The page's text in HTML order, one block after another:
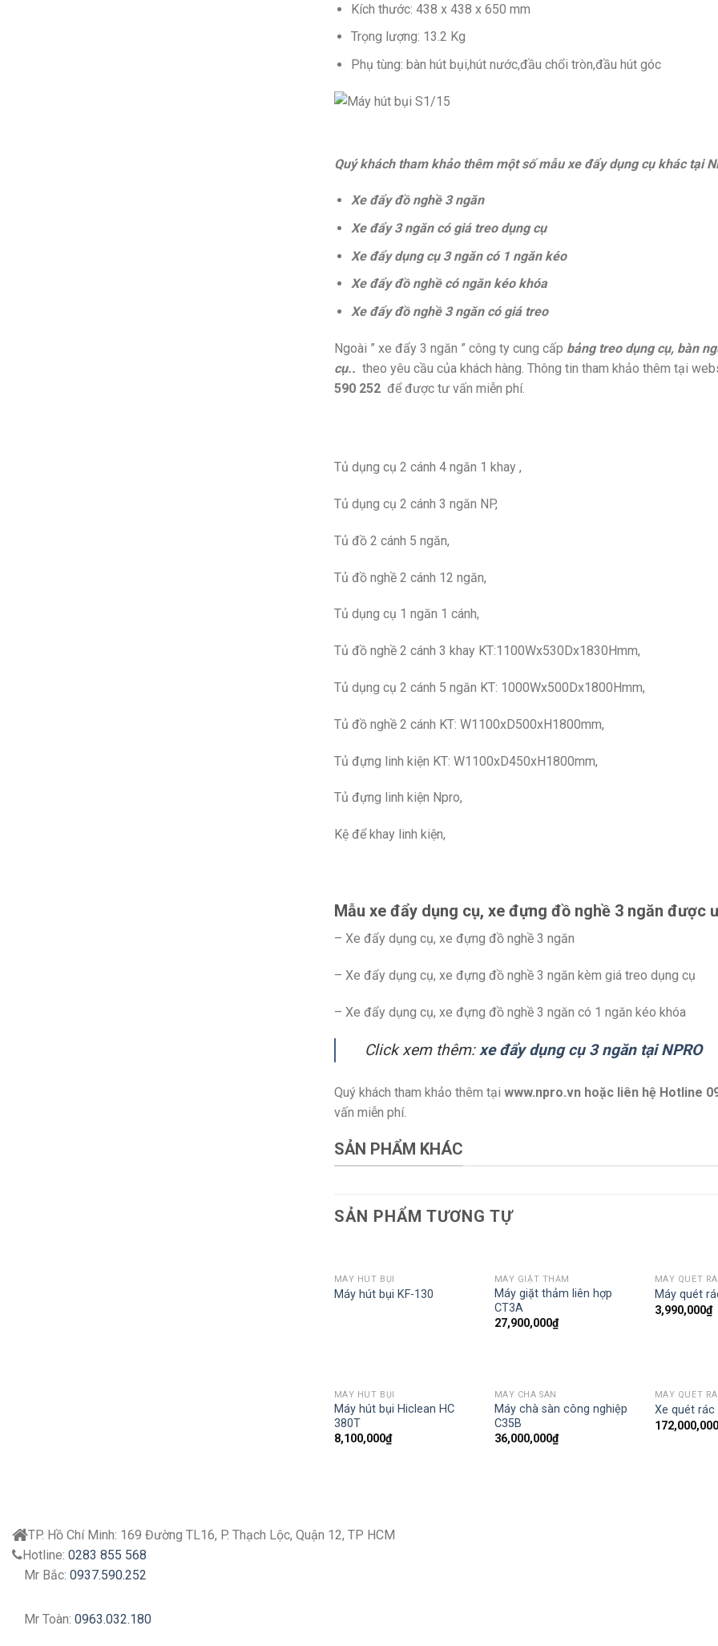
Kích thước: 438 x 438 x 650 mm
Trọng lượng: 13.2 Kg
Phụ tùng: bàn hút bụi,hút nước,đầu chổi tròn,đầu hút góc
Quý khách tham khảo thêm một số mẫu xe đẩy dụng cụ khác tại
Xe đẩy đồ nghề 3 ngăn
Xe đẩy 3 ngăn có giá treo dụng cụ
Xe đẩy dụng cụ 3 ngăn có 1 ngăn kéo
Xe đẩy đồ nghề có ngăn kéo khóa
Xe đẩy đồ nghề 3 ngăn có giá treo
Ngoài ” xe đẩy 3 ngăn ” công ty cung cấp bảng treo dụng cụ, bàn
cụ.. theo yêu cầu của khách hàng. Thông tin tham khảo thêm tại
590 252 để được tư vấn miễn phí.
Tủ dụng cụ 2 cánh 4 ngăn 1 khay ,
Tủ dụng cụ 2 cánh 3 ngăn NP,
Tủ đồ 2 cánh 5 ngăn,
Tủ đồ nghề 2 cánh 12 ngăn,
Tủ dụng cụ 1 ngăn 1 cánh,
Tủ đồ nghề 2 cánh 3 khay KT:1100Wx530Dx1830Hmm,
Tủ dụng cụ 2 cánh 5 ngăn KT: 1000Wx500Dx1800Hmm,
Tủ đồ nghề 2 cánh KT: W1100xD500xH1800mm,
Tủ đựng linh kiện KT: W1100xD450xH1800mm,
Tủ đựng linh kiện Npro,
Kệ để khay linh kiện,
Mẫu xe đẩy dụng cụ, xe đựng đồ nghề 3 ngăn được
– Xe đẩy dụng cụ, xe đựng đồ nghề 3 ngăn
– Xe đẩy dụng cụ, xe đựng đồ nghề 3 ngăn kèm giá treo dụng cụ
– Xe đẩy dụng cụ, xe đựng đồ nghề 3 ngăn có 1 ngăn kéo khóa
Click xem thêm: xe đẩy dụng cụ 3 ngăn tại NPRO
Quý khách tham khảo thêm tại www.npro.vn hoặc liên hệ Hotline
vấn miễn phí.
SẢN PHẨM KHÁC
SẢN PHẨM TƯƠNG TỰ
MÁY HÚT BỤI
Máy hút bụi KF-130
MÁY GIẶT THẢM
Máy giặt thảm liên hợp
CT3A
27,900,000₫
MÁY QUÉT
Máy quét
3,990,000₫
MÁY HÚT BỤI
Máy hút bụi Hiclean HC
380T
8,100,000₫
MÁY CHÀ SÀN
Máy chà sàn công nghiệp
C35B
36,000,000₫
MÁY QUÉT
Xe quét rác
172,000,000
TP. Hồ Chí Minh: 169 Đường TL16, P. Thạch Lộc, Quận 12, TP HCM
Hotline: 0283 855 568
Mr Bắc: 0937.590.252
Mr Toàn: 0963.032.180